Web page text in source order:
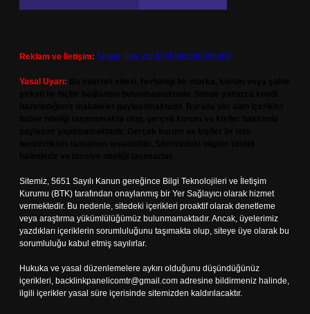
Reklam ve İletişim: Skype: live:.cid.575569c608265c69
Yasal Uyarı:
Sitemiz, 5651 Sayılı Kanun gereğince Bilgi Teknolojileri ve İletişim
Kurumu (BTK) tarafından onaylanmış bir Yer Sağlayıcı olarak hizmet
vermektedir. Bu nedenle, sitedeki içerikleri proaktif olarak denetleme
veya araştırma yükümlülüğümüz bulunmamaktadır. Ancak, üyelerimiz
yazdıkları içeriklerin sorumluluğunu taşımakta olup, siteye üye olarak bu
sorumluluğu kabul etmiş sayılırlar.
Hukuka ve yasal düzenlemelere aykırı olduğunu düşündüğünüz
içerikleri, backlinkpanelicomtr@gmail.com adresine bildirmeniz halinde,
ilgili içerikler yasal süre içerisinde sitemizden kaldırılacaktır.